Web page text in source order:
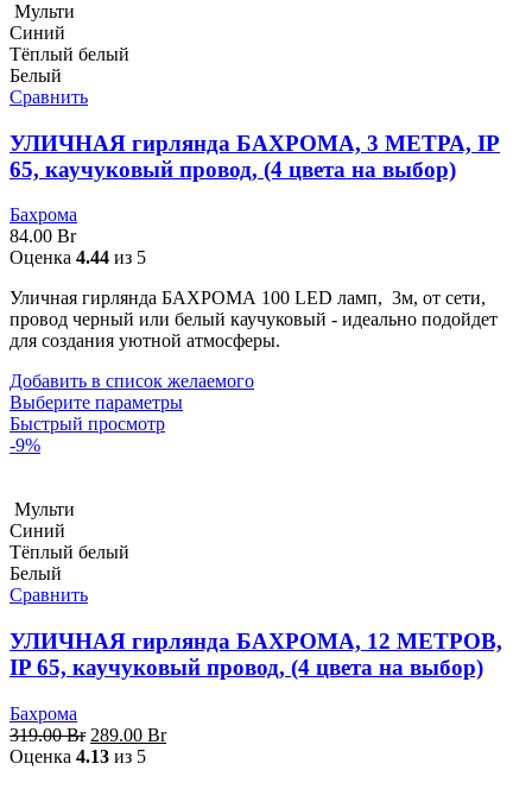
Мульти
Синий
Тёплый белый
Белый
Сравнить
УЛИЧНАЯ гирлянда БАХРОМА, 3 МЕТРА, IP
65, каучуковый провод, (4 цвета на выбор)
Бахрома
84.00 Br
Оценка 4.44 из 5
Уличная гирлянда БАХРОМА 100 LED ламп, 3м, от сети,
провод черный или белый каучуковый - идеально подойдет
для создания уютной атмосферы.
Добавить в список желаемого
Выберите параметры
Быстрый просмотр
-9%
Мульти
Синий
Тёплый белый
Белый
Сравнить
УЛИЧНАЯ гирлянда БАХРОМА, 12 МЕТРОВ,
IP 65, каучуковый провод, (4 цвета на выбор)
Бахрома
319.00Br Первоначальная
цена
289.00 BrТекущая
Оценка 4.13 из 5